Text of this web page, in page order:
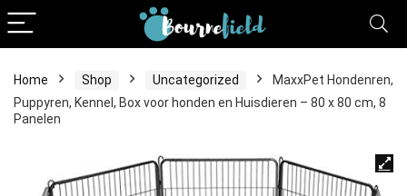
Home Shop Uncategorized
MaxxPet Hondenren,
Puppyren, Kennel, Box voor honden en Huisdieren – 80 x 80 cm, 8
Panelen